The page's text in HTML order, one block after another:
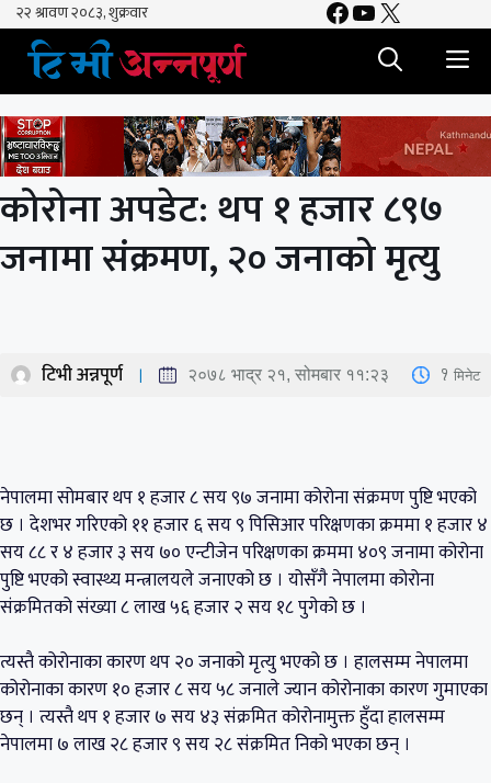
Skip
content
Facebook
YouTube
X
कोरोना अपडेट: थप १ हजार ८९७
जनामा संक्रमण, २० जनाको मृत्यु
टिभी अन्नपूर्ण २०७८ भाद्र २१, सोमबार ११:२३ 1 मिनेट
नेपालमा सोमबार थप १ हजार ८ सय ९७ जनामा कोरोना संक्रमण पुष्टि भएको
छ । देशभर गरिएको ११ हजार ६ सय ९ पिसिआर परिक्षणका क्रममा १ हजार ४
सय ८८ र ४ हजार ३ सय ७० एन्टीजेन परिक्षणका क्रममा ४०९ जनामा कोरोना
पुष्टि भएको स्वास्थ्य मन्त्रालयले जनाएको छ । योसँगै नेपालमा कोरोना
संक्रमितको संख्या ८ लाख ५६ हजार २ सय १८ पुगेको छ ।
त्यस्तै कोरोनाका कारण थप २० जनाको मृत्यु भएको छ । हालसम्म नेपालमा
कोरोनाका कारण १० हजार ८ सय ५८ जनाले ज्यान कोरोनाका कारण गुमाएका
छन् । त्यस्तै थप १ हजार ७ सय ४३ संक्रमित कोरोनामुक्त हुँदा हालसम्म
नेपालमा ७ लाख २८ हजार ९ सय २८ संक्रमित निको भएका छन् ।